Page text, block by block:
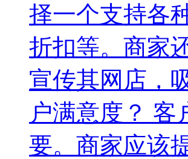
择一个支持各
折扣等。商家
宣传其网店，
户满意度？
要。商家应该